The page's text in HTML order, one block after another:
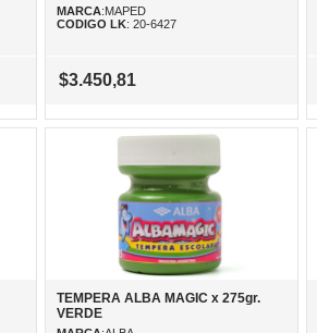
MARCA:MAPED
CODIGO LK: 20-6427
$3.450,81
TEMPERA ALBA MAGIC x 275gr.
VERDE